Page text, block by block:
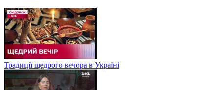
Традиції щедрого вечора в Україні